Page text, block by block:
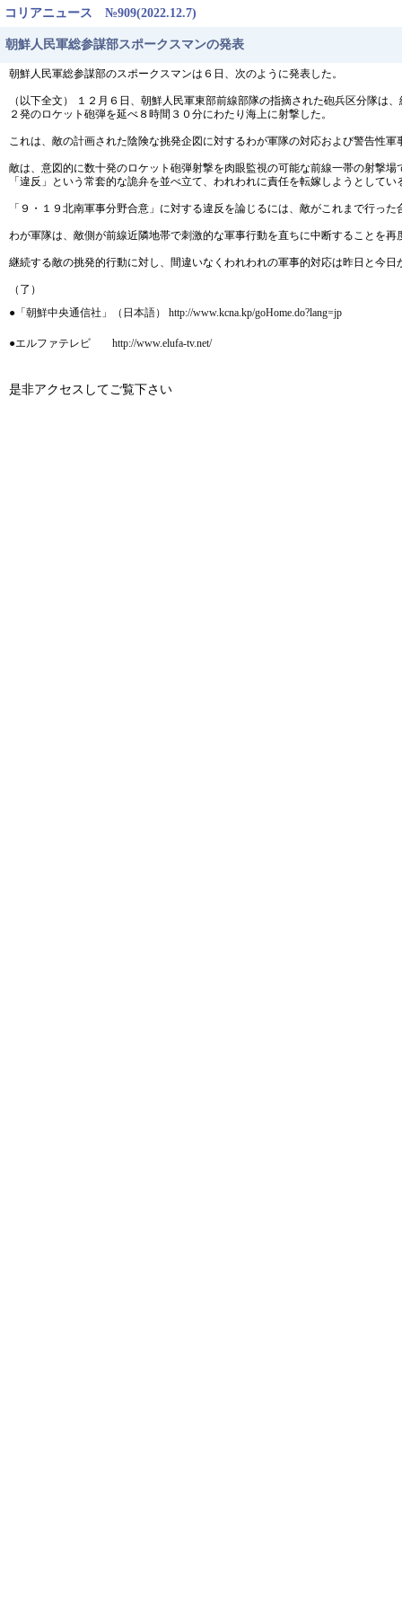
コリアニュース №909(2022.12.7)
朝鮮人民軍総参謀部スポークスマンの発表
朝鮮人民軍総参謀部のスポークスマンは６日、次のように発表した。
（以下全文） １２月６日、朝鮮人民軍東部前線部隊の指摘された砲兵区分隊
２発のロケット砲弾を延べ８時間３０分にわたり海上に射撃した。
これは、敵の計画された陰険な挑発企図に対するわが軍隊の対応および警告性
敵は、意図的に数十発のロケット砲弾射撃を肉眼監視の可能な前線一帯の射撃
「違反」という常套的な詭弁を並べ立て、われわれに責任を転嫁しようとしてい
「９・１９北南軍事分野合意」に対する違反を論じるには、敵がこれまで行っ
わが軍隊は、敵側が前線近隣地帯で刺激的な軍事行動を直ちに中断することを再
継続する敵の挑発的行動に対し、間違いなくわれわれの軍事的対応は昨日と今
（了）
●「朝鮮中央通信社」（日本語） http://www.kcna.kp/goHome.do?lang=jp
●エルファテレビ http://www.elufa-tv.net/
是非アクセスしてご覧下さい